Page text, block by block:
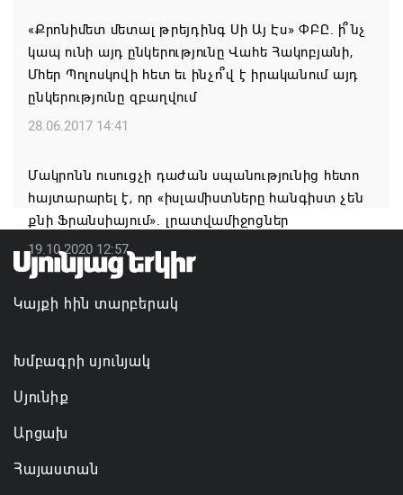
07.08.2026 17:16
ՀՀ ԱԱԾ սահմանապահ զորքերի
պատվիրակությունն այցելել է Լիտվայի
Հանրապետություն
Գարեգին Բ-ի և եպիսկոպոսների գործով
դատավորն ինքնաբացարկ է հայտնել
07.08.2026 16:55
Թուրքիան, Սաուդյան Արաբիան և Պակիստանը
«Քրոնիմետ մետալ թրեյդինգ Սի Այ Էս» ՓԲԸ. ի՞նչ
կապ ունի այդ ընկերությունը Վահե Հակոբյանի,
Մհեր Պոլոսկովի հետ եւ ինչո՞վ է իրականում այդ
ընկերությունը զբաղվում
28.06.2017 14:41
Մակրոնն ուսուցչի դաժան սպանությունից հետո
հայտարարել է, որ «իսլամիստները հանգիստ չեն
քնի Ֆրանսիայում». լրատվամիջոցներ
19.10.2020 12:57
Կայքի հին տարբերակ
Խմբագրի սյունյակ
Սյունիք
Արցախ
Հայաստան